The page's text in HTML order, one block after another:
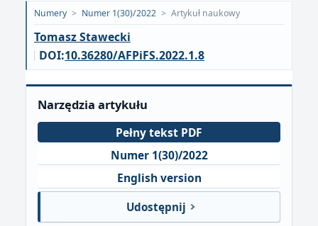
Opublikowano:
2022-
04-
19
Numery > Numer 1(30)/2022 > Artykuł naukowy
Tomasz Stawecki
DOI:10.36280/AFPiFS.2022.1.8
Narzędzia artykułu
Pełny tekst PDF
Numer 1(30)/2022
English version
Udostępnij